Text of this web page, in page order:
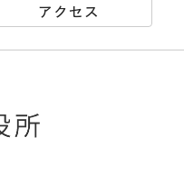
アクセス